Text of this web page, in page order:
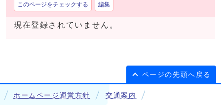
このページをチェックする 編集
現在登録されていません。
ページの先頭へ戻る
ホームページ運営方針 交通案内